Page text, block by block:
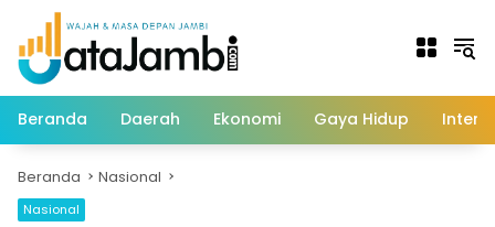
Langsung
konten
Beranda Daerah Ekonomi Gaya Hidup
Beranda Nasional
Nasional